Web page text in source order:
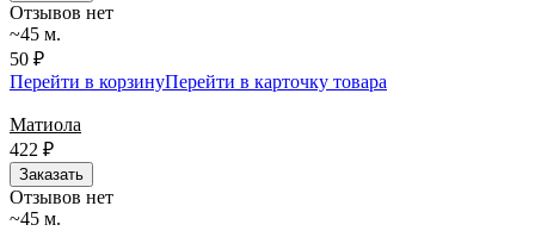
Отзывов нет
~45 м.
50 ₽
Перейти в корзинуПерейти в карточку товара
Матиола
422 ₽
Заказать
Отзывов нет
~45 м.